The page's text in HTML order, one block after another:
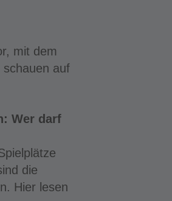
mit dem
auf
Wer darf
die
Hier lesen